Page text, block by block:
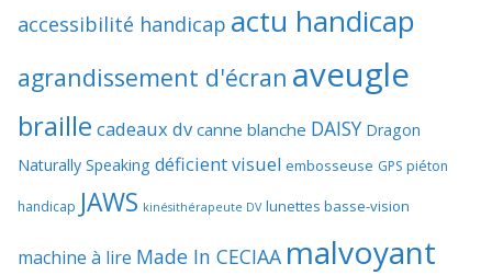
accessibilité handicap actu handicap
agrandissement d'écran aveugle
braille cadeaux dv canne blanche DAISY Dragon
Naturally Speaking déficient visuel embosseuse GPS piéton
handicap JAWS kinésithérapeute DV lunettes basse-vision
machine à lire Made In CECIAA malvoyant